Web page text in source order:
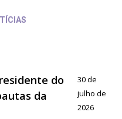
do
da
30 de
julho de
2026